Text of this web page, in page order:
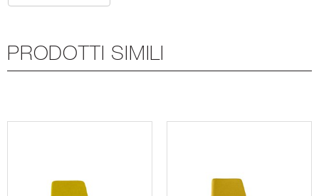
PRODOTTI SIMILI